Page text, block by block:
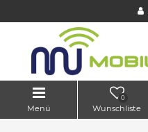
Menü
0
Wunschliste